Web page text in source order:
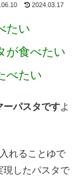
2024.03.17
たい
が食べたい
べたい
ーパスタですよ
れることゆで
現したパスタで